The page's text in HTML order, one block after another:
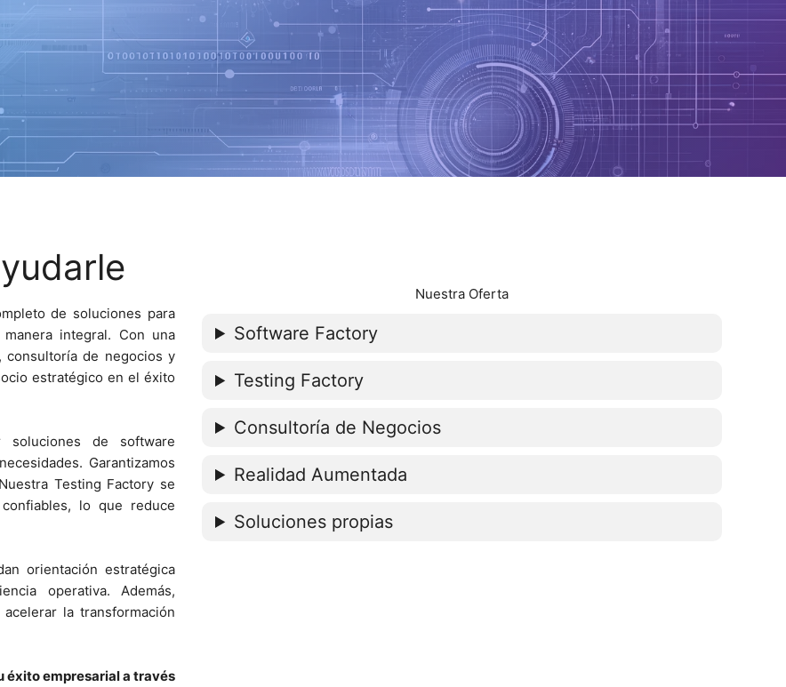
de soluciones para
integral. Con una
consultoría de negocios y
estratégico en el éxito
soluciones de software
Garantizamos
Testing Factory se
lo que reduce
orientación estratégica
operativa. Además,
la transformación
éxito empresarial a través
Nuestra Oferta
Software Factory
Testing Factory
Consultoría de Negocios
Realidad Aumentada
Soluciones propias